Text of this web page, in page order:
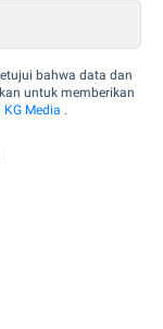
bahwa data dan
untuk memberikan
Media .